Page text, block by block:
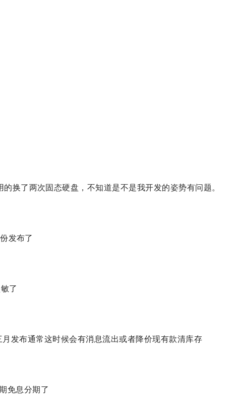
换了两次固态硬盘，不知道是不是我开发的姿势有问题。
发布了
了
发布通常这时候会有消息流出或者降价现有款清库存
免息分期了